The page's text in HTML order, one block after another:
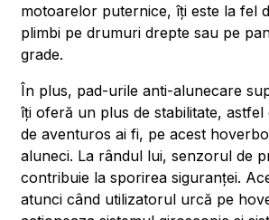
motoarelor puternice, îți este la fel
plimbi pe drumuri drepte sau pe
grade.
În plus, pad-urile anti-alunecare
îți oferă un plus de stabilitate,
de aventuros ai fi, pe acest
aluneci. La rândul lui, senzorul de
contribuie la sporirea siguranței.
atunci când utilizatorul urcă pe